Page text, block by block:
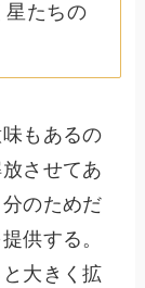
星たちの
もあるの
させてあ
のためだ
供する。
大きく拡